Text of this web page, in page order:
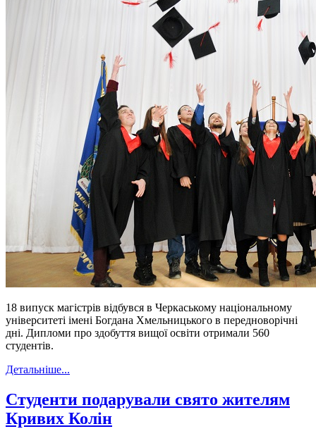
18 випуск магістрів відбувся в Черкаському національному
університеті імені Богдана Хмельницького в передноворічні
дні. Дипломи про здобуття вищої освіти отримали 560
студентів.
Детальніше...
Студенти подарували свято жителям
Кривих Колін